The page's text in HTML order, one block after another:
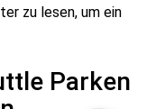
zu lesen, um ein
Parken